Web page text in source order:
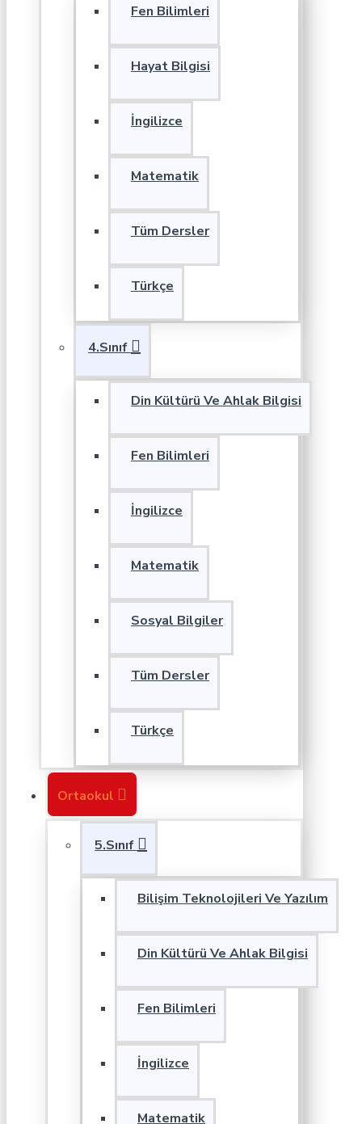
Fen Bilimleri
Hayat Bilgisi
İngilizce
Matematik
Tüm Dersler
Türkçe
4.Sınıf
Din Kültürü Ve Ahlak Bilgisi
Fen Bilimleri
İngilizce
Matematik
Sosyal Bilgiler
Tüm Dersler
Türkçe
Ortaokul
5.Sınıf
Bilişim Teknolojileri Ve Yazılım
Din Kültürü Ve Ahlak Bilgisi
Fen Bilimleri
İngilizce
Matematik